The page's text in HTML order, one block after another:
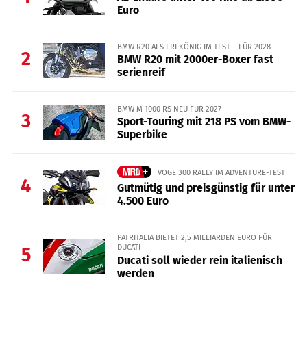
Euro
2
BMW R20 ALS ERLKÖNIG IM TEST – FÜR 2028
BMW R20 mit 2000er-Boxer fast
serienreif
3
BMW M 1000 RS NEU FÜR 2027
Sport-Touring mit 218 PS vom BMW-
Superbike
4
VOGE 300 RALLY IM ADVENTURE-TEST
Gutmütig und preisgünstig für unter
4.500 Euro
5
PATRITALIA BIETET 2,5 MILLIARDEN EURO FÜR
DUCATI
Ducati soll wieder rein italienisch
werden